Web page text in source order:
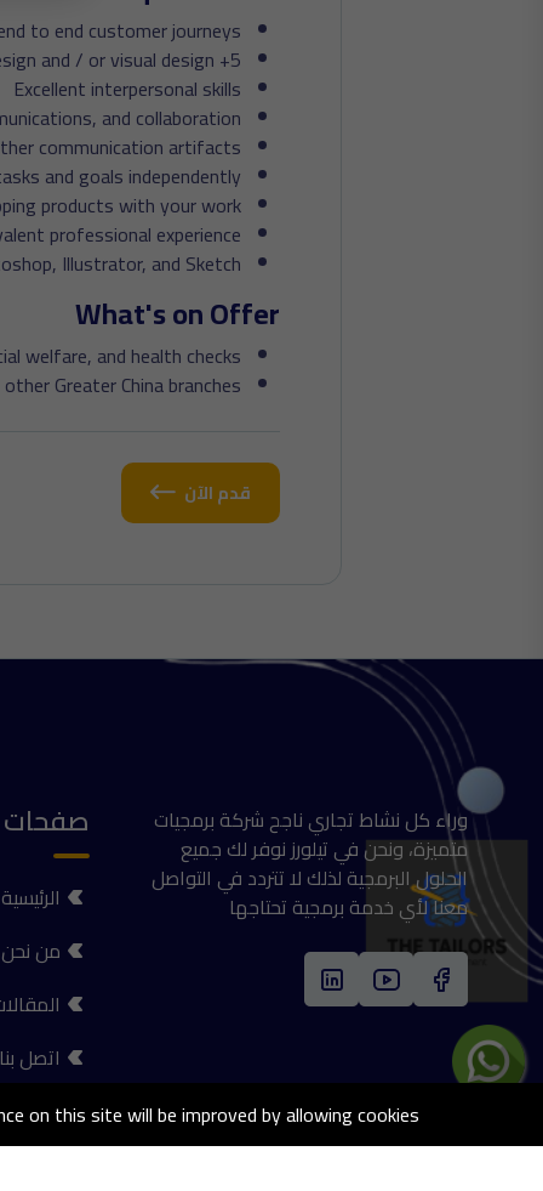
to end customer journeys
5+ years of industry experience in interactive design and / or visual design
Excellent interpersonal skills
and collaboration
communication artifacts
and goals independently
products with your work
professional experience
Illustrator, and Sketch
What's on Offer
welfare, and health checks.
Greater China branches.
قدم الآن
وراء كل نشاط تجاري ناجح شركة برمجيات
متميزة، ونحن في تيلورز نوفر لك جميع
الحلول البرمجية لذلك لا تتردد في التواصل
معنا لأي خدمة برمجية تحتاجها
الرئيسية
من نحن
اتصل بنا
on this site will be improved by allowing cookies.